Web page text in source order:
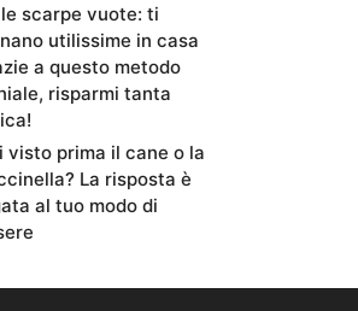
scarpe vuote: ti
utilissime in casa
a questo metodo
risparmi tanta
visto prima il cane o la
La risposta è
al tuo modo di